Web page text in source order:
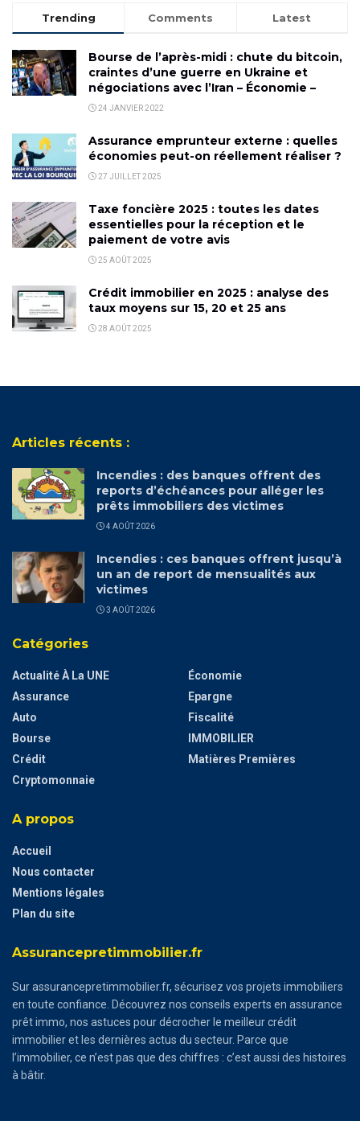
Trending Comments Latest
Bourse de l’après-midi : chute du bitcoin,
craintes d’une guerre en Ukraine et
négociations avec l’Iran – Économie –
24 JANVIER 2022
Assurance emprunteur externe : quelles
économies peut-on réellement réaliser ?
27 JUILLET 2025
Taxe foncière 2025 : toutes les dates
essentielles pour la réception et le
paiement de votre avis
25 AOÛT 2025
Crédit immobilier en 2025 : analyse des
taux moyens sur 15, 20 et 25 ans
28 AOÛT 2025
Articles récents :
Incendies : des banques offrent des
reports d’échéances pour alléger les
prêts immobiliers des victimes
4 AOÛT 2026
Incendies : ces banques offrent jusqu’à
un an de report de mensualités aux
victimes
3 AOÛT 2026
Catégories
Actualité À La UNE
Assurance
Auto
Bourse
Crédit
Cryptomonnaie
Économie
Epargne
Fiscalité
IMMOBILIER
Matières Premières
A propos
Accueil
Nous contacter
Mentions légales
Plan du site
Assurancepretimmobilier.fr
Sur assurancepretimmobilier.fr, sécurisez vos projets immobiliers
en toute confiance. Découvrez nos conseils experts en assurance
prêt immo, nos astuces pour décrocher le meilleur crédit
immobilier et les dernières actus du secteur. Parce que
l’immobilier, ce n’est pas que des chiffres : c’est aussi des histoires
à bâtir.